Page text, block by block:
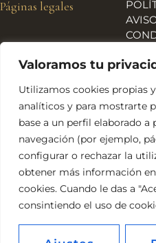
Valoramos tu
Utilizamos cookies propias
analíticos y para mostrarte
base a un perfil elaborado
navegación (por ejemplo,
configurar o rechazar la
obtener más información
cookies. Cuando le das a
consintiendo el uso de
Páginas legales
Financiado por la Unión